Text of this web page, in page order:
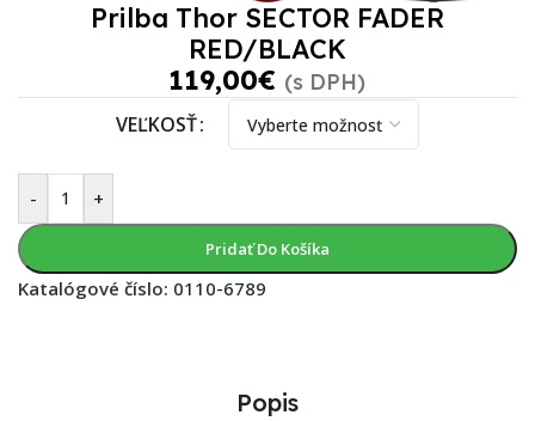
Prilba Thor SECTOR FADER
RED/BLACK
119,00€ (s DPH)
VEĽKOSŤ
- +
Pridať Do Košíka
Katalógové číslo: 0110-6789
Popis